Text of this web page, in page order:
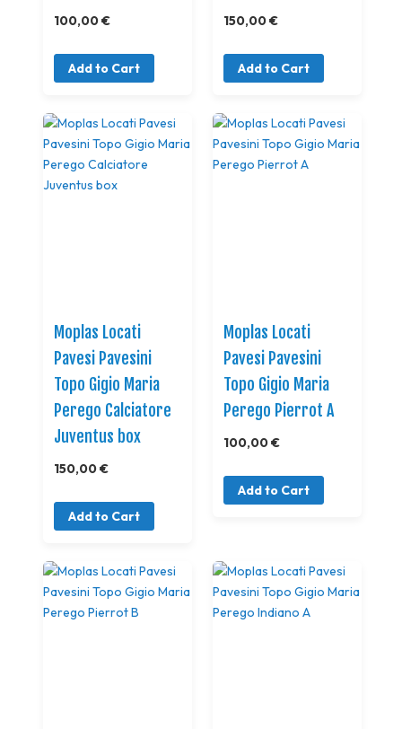
100,00 €
Add to Cart
150,00 €
Add to Cart
Moplas Locati
Pavesi Pavesini
Topo Gigio Maria
Perego Calciatore
Juventus box
150,00 €
Add to Cart
Moplas Locati
Pavesi Pavesini
Topo Gigio Maria
Perego Pierrot A
100,00 €
Add to Cart